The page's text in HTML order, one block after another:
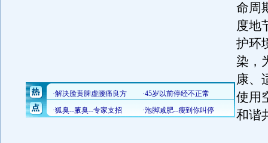
命周
度地
护环
染，
康、
使用
和谐